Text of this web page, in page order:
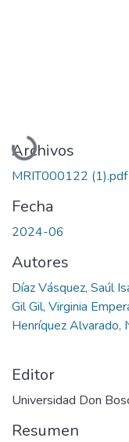
Cargando...
Archivos
MRIT000122 (1).pdf
Fecha
2024-06
Autores
Díaz Vásquez, Saúl
Gil Gil, Virginia
Henríquez Alvarado,
Editor
Universidad Don
Resumen